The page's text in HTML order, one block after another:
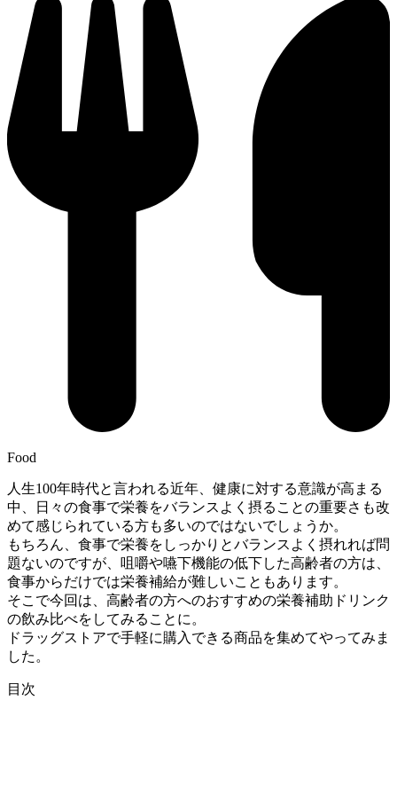
Food
人生100年時代と言われる近年、健康に対する意識が高まる
中、日々の食事で栄養をバランスよく摂ることの重要さも改
めて感じられている方も多いのではないでしょうか。
もちろん、食事で栄養をしっかりとバランスよく摂れれば問
題ないのですが、咀嚼や嚥下機能の低下した高齢者の方は、
食事からだけでは栄養補給が難しいこともあります。
そこで今回は、高齢者の方へのおすすめの栄養補助ドリンク
の飲み比べをしてみることに。
ドラッグストアで手軽に購入できる商品を集めてやってみま
した。
目次